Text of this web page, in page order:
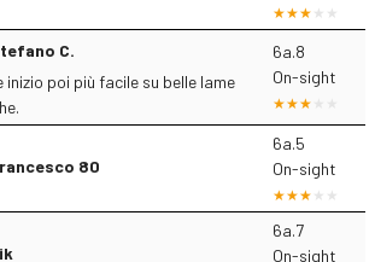
C.
inizio poi più facile su belle lame
6a.8
On-sight
80
6a.5
On-sight
6a.7
On-sight